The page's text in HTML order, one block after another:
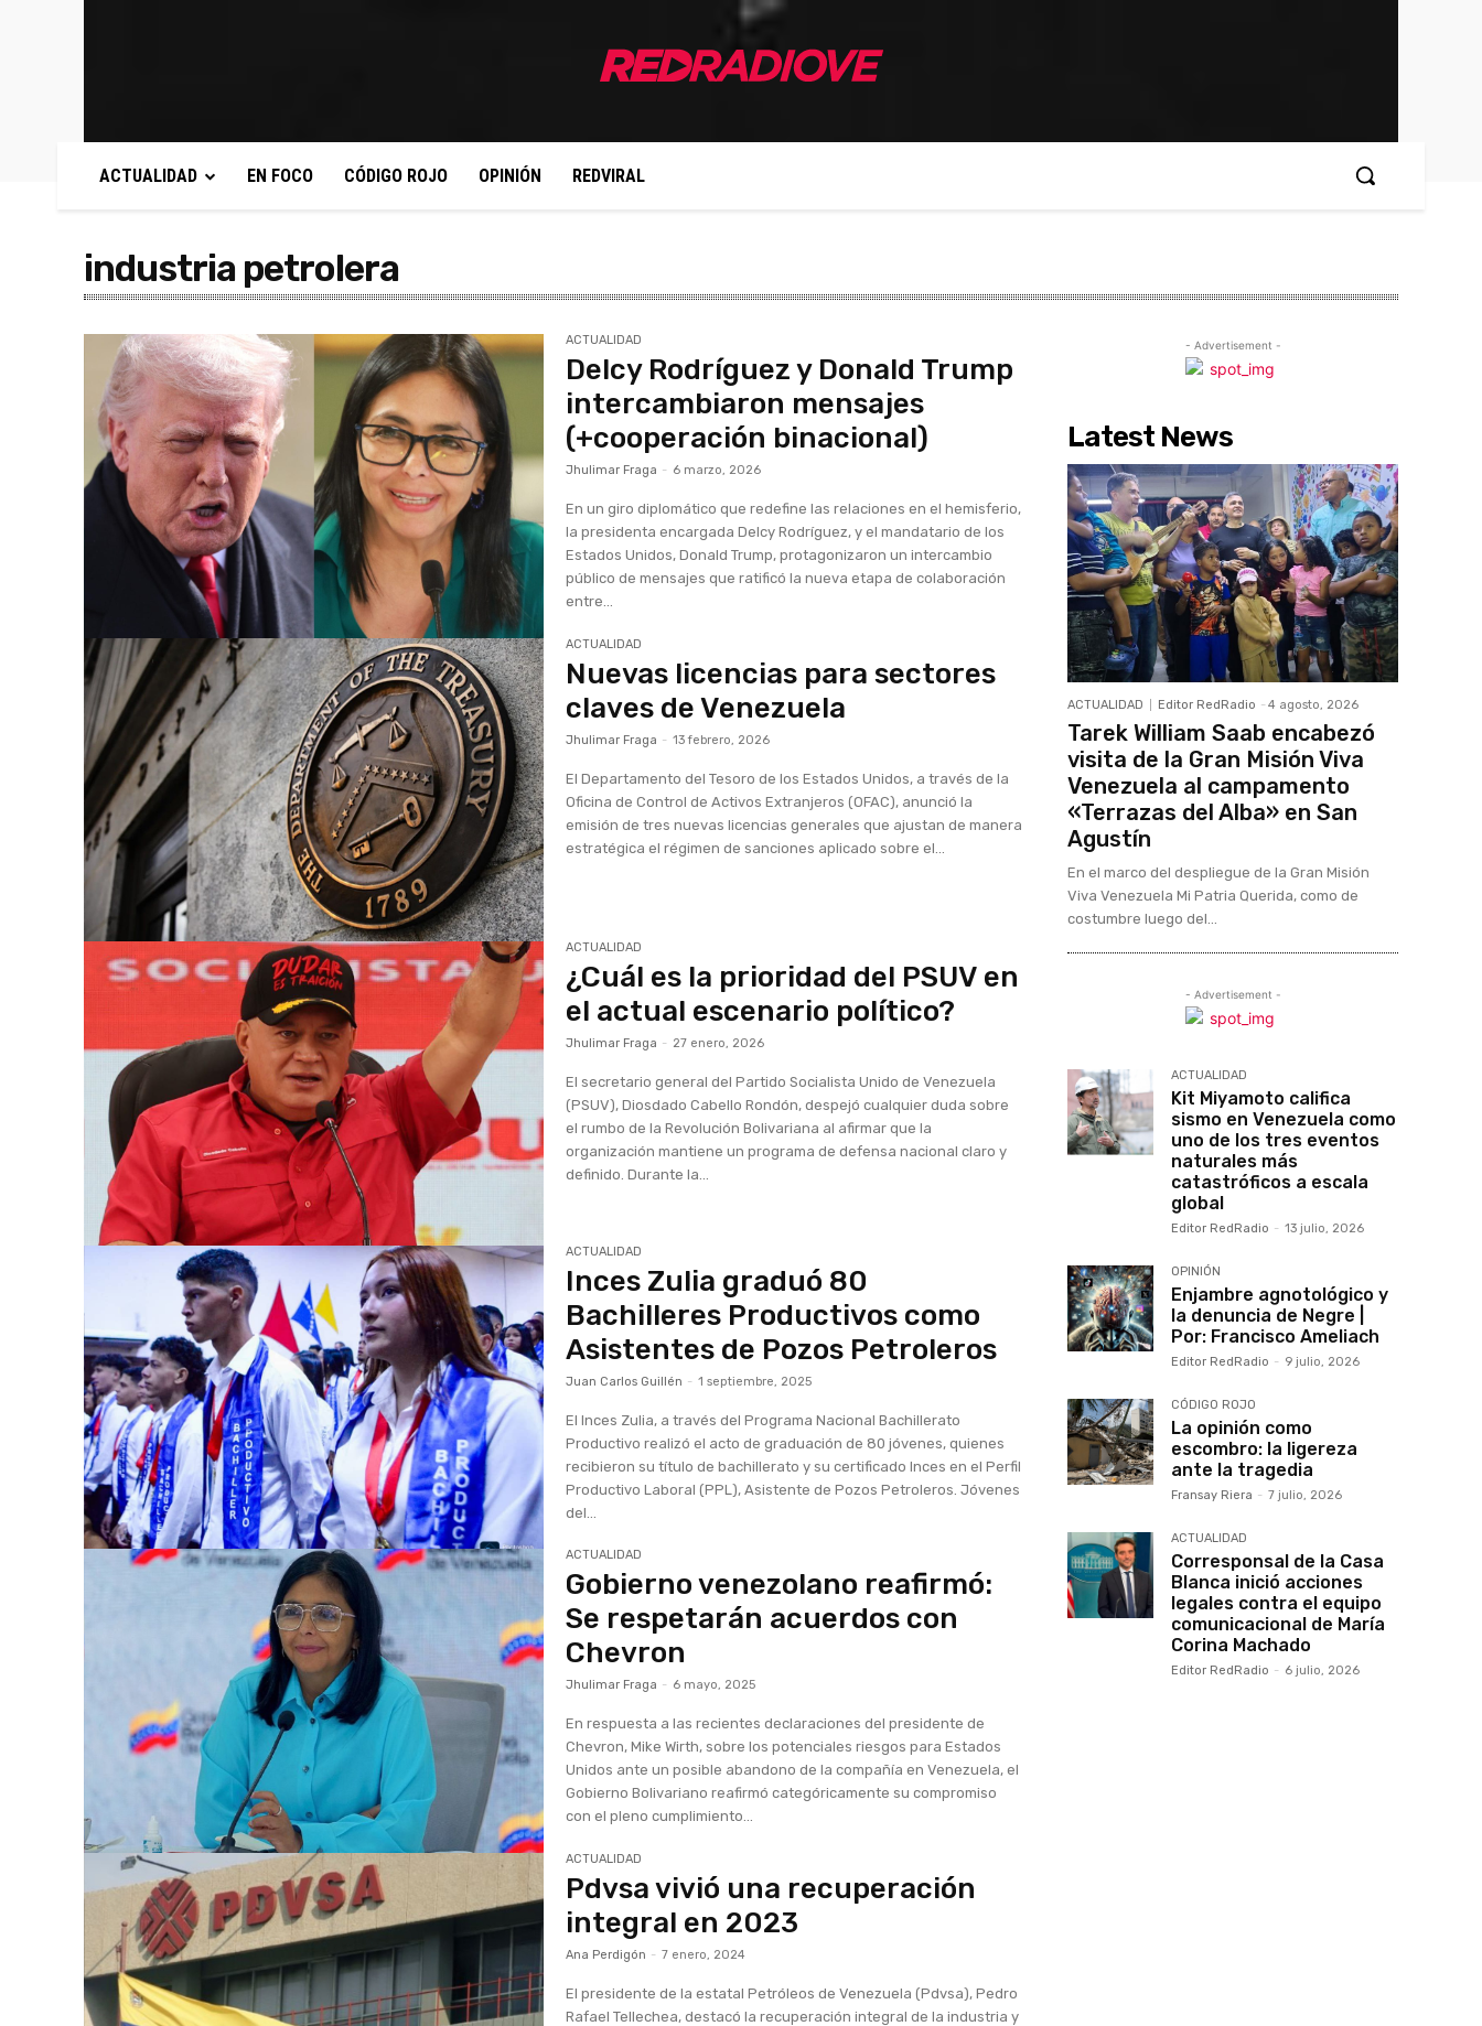
ACTUALIDAD EN FOCO CÓDIGO ROJO OPINIÓN REDVIRAL
industria petrolera
ACTUALIDAD
Delcy Rodríguez y Donald Trump
intercambiaron mensajes
(+cooperación binacional)
Jhulimar Fraga - 6 marzo, 2026
En un giro diplomático que redefine las relaciones en el hemisferio,
la presidenta encargada Delcy Rodríguez, y el mandatario de los
Estados Unidos, Donald Trump, protagonizaron un intercambio
público de mensajes que ratificó la nueva etapa de colaboración
entre...
ACTUALIDAD
Nuevas licencias para sectores
claves de Venezuela
Jhulimar Fraga - 13 febrero, 2026
El Departamento del Tesoro de los Estados Unidos, a través de la
Oficina de Control de Activos Extranjeros (OFAC), anunció la
emisión de tres nuevas licencias generales que ajustan de manera
estratégica el régimen de sanciones aplicado sobre el...
ACTUALIDAD
¿Cuál es la prioridad del PSUV en
el actual escenario político?
Jhulimar Fraga - 27 enero, 2026
El secretario general del Partido Socialista Unido de Venezuela
(PSUV), Diosdado Cabello Rondón, despejó cualquier duda sobre
el rumbo de la Revolución Bolivariana al afirmar que la
organización mantiene un programa de defensa nacional claro y
definido. Durante la...
ACTUALIDAD
Inces Zulia graduó 80
Bachilleres Productivos como
Asistentes de Pozos Petroleros
Juan Carlos Guillén - 1 septiembre, 2025
El Inces Zulia, a través del Programa Nacional Bachillerato
Productivo realizó el acto de graduación de 80 jóvenes, quienes
recibieron su título de bachillerato y su certificado Inces en el Perfil
Productivo Laboral (PPL), Asistente de Pozos Petroleros. Jóvenes
del...
ACTUALIDAD
Gobierno venezolano reafirmó:
Se respetarán acuerdos con
Chevron
Jhulimar Fraga - 6 mayo, 2025
En respuesta a las recientes declaraciones del presidente de
Chevron, Mike Wirth, sobre los potenciales riesgos para Estados
Unidos ante un posible abandono de la compañía en Venezuela, el
Gobierno Bolivariano reafirmó categóricamente su compromiso
con el pleno cumplimiento...
ACTUALIDAD
Pdvsa vivió una recuperación
integral en 2023
Ana Perdigón - 7 enero, 2024
El presidente de la estatal Petróleos de Venezuela (Pdvsa), Pedro
Rafael Tellechea, destacó la recuperación integral de la industria y
- Advertisement -
Latest News
ACTUALIDAD Editor RedRadio - 4 agosto, 2026
Tarek William Saab encabezó
visita de la Gran Misión Viva
Venezuela al campamento
«Terrazas del Alba» en San
Agustín
En el marco del despliegue de la Gran Misión
Viva Venezuela Mi Patria Querida, como de
costumbre luego del...
- Advertisement -
ACTUALIDAD
Kit Miyamoto califica
sismo en Venezuela como
uno de los tres eventos
naturales más
catastróficos a escala
global
Editor RedRadio - 13 julio, 2026
OPINIÓN
Enjambre agnotológico y
la denuncia de Negre |
Por: Francisco Ameliach
Editor RedRadio - 9 julio, 2026
CÓDIGO ROJO
La opinión como
escombro: la ligereza
ante la tragedia
Fransay Riera - 7 julio, 2026
ACTUALIDAD
Corresponsal de la Casa
Blanca inició acciones
legales contra el equipo
comunicacional de María
Corina Machado
Editor RedRadio - 6 julio, 2026